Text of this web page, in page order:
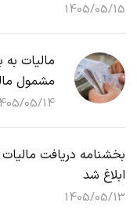
1405/05/15
مالیات به
مشمول
05/14
بخشنامه دریافت
ابلاغ شد
1405/05/13